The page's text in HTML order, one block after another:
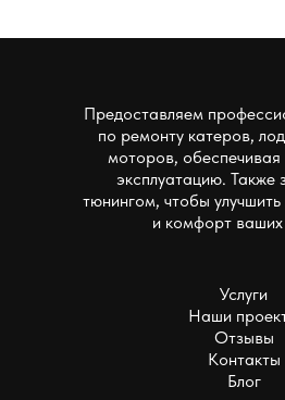
Услуги
Наши
Отзывы
Контакты
Блог
Предоставляем
по ремонту катеров,
моторов,
эксплуатацию. Также
тюнингом, чтобы
и комфорт ваших